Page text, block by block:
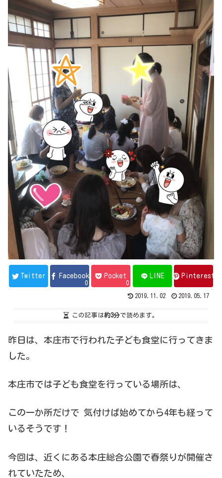
Twitter Facebook
0
Pocket
0
LINE Pinterest
2019.11.02 2019.05.17
この記事は約3分で読めます。
昨日は、本庄市で行われた子ども食堂に行ってきま
した。
本庄市では子ども食堂を行っている場所は、
この一か所だけで 気付けば始めてから4年も経って
いるそうです！
今回は、近くにある本庄総合公園で春祭りが開催さ
れていたため、